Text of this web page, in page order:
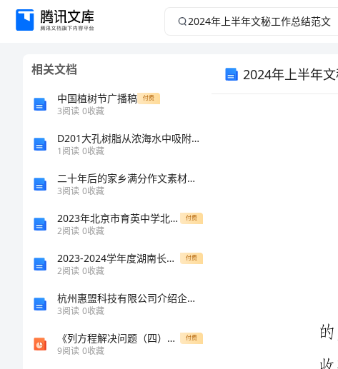
2024
相关文档
中国植树节广播稿 付费
3阅读 0收藏
D201大孔树脂从浓海水中吸附溴的机理及溴浓度分析方法的研究的任务书
1阅读 0收藏
二十年后的家乡满分作文素材十篇
3阅读 0收藏
2023年北京市育英中学北师大版物理九年级电功和电功率专项测评试题（含答案及解析） 付费
2阅读 0收藏
2023-2024学年度湖南长沙市实验中学北师大版物理九年级第十一章简单电路综合练习试卷 付费
2阅读 0收藏
杭州惠盟科技有限公司介绍企业发展分析报告
3阅读 0收藏
《列方程解决问题（四）》小学数学沪教版五年级下册课件 付费
9阅读 0收藏
2024年上半年